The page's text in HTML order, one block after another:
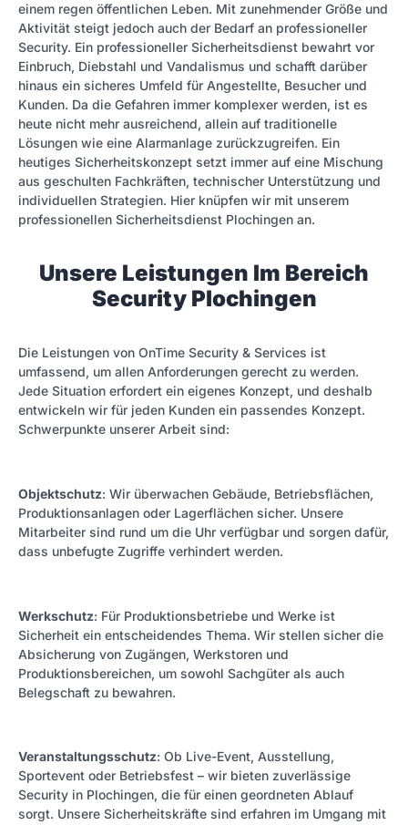
einem regen öffentlichen Leben. Mit zunehmender Größe und
Aktivität steigt jedoch auch der Bedarf an professioneller
Security. Ein professioneller Sicherheitsdienst bewahrt vor
Einbruch, Diebstahl und Vandalismus und schafft darüber
hinaus ein sicheres Umfeld für Angestellte, Besucher und
Kunden. Da die Gefahren immer komplexer werden, ist es
heute nicht mehr ausreichend, allein auf traditionelle
Lösungen wie eine Alarmanlage zurückzugreifen. Ein
heutiges Sicherheitskonzept setzt immer auf eine Mischung
aus geschulten Fachkräften, technischer Unterstützung und
individuellen Strategien. Hier knüpfen wir mit unserem
professionellen Sicherheitsdienst Plochingen an.
Unsere Leistungen Im Bereich
Security Plochingen
Die Leistungen von OnTime Security & Services ist
umfassend, um allen Anforderungen gerecht zu werden.
Jede Situation erfordert ein eigenes Konzept, und deshalb
entwickeln wir für jeden Kunden ein passendes Konzept.
Schwerpunkte unserer Arbeit sind:
Objektschutz: Wir überwachen Gebäude, Betriebsflächen,
Produktionsanlagen oder Lagerflächen sicher. Unsere
Mitarbeiter sind rund um die Uhr verfügbar und sorgen dafür,
dass unbefugte Zugriffe verhindert werden.
Werkschutz: Für Produktionsbetriebe und Werke ist
Sicherheit ein entscheidendes Thema. Wir stellen sicher die
Absicherung von Zugängen, Werkstoren und
Produktionsbereichen, um sowohl Sachgüter als auch
Belegschaft zu bewahren.
Veranstaltungsschutz: Ob Live-Event, Ausstellung,
Sportevent oder Betriebsfest – wir bieten zuverlässige
Security in Plochingen, die für einen geordneten Ablauf
sorgt. Unsere Sicherheitskräfte sind erfahren im Umgang mit